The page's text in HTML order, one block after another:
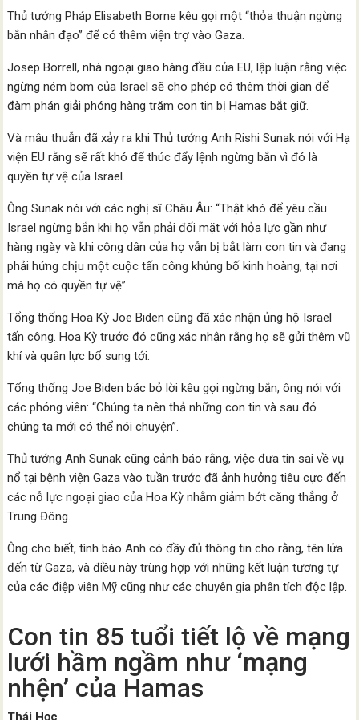
Thủ tướng Pháp Elisabeth Borne kêu gọi một “thỏa thuận ngừng
bắn nhân đạo” để có thêm viện trợ vào Gaza.
Josep Borrell, nhà ngoại giao hàng đầu của EU, lập luận rằng việc
ngừng ném bom của Israel sẽ cho phép có thêm thời gian để
đàm phán giải phóng hàng trăm con tin bị Hamas bắt giữ.
Và mâu thuẫn đã xảy ra khi Thủ tướng Anh Rishi Sunak nói với Hạ
viện EU rằng sẽ rất khó để thúc đẩy lệnh ngừng bắn vì đó là
quyền tự vệ của Israel.
Ông Sunak nói với các nghị sĩ Châu Âu: “Thật khó để yêu cầu
Israel ngừng bắn khi họ vẫn phải đối mặt với hỏa lực gần như
hàng ngày và khi công dân của họ vẫn bị bắt làm con tin và đang
phải hứng chịu một cuộc tấn công khủng bố kinh hoàng, tại nơi
mà họ có quyền tự vệ”.
Tổng thống Hoa Kỳ Joe Biden cũng đã xác nhận ủng hộ Israel
tấn công. Hoa Kỳ trước đó cũng xác nhận rằng họ sẽ gửi thêm vũ
khí và quân lực bổ sung tới.
Tổng thống Joe Biden bác bỏ lời kêu gọi ngừng bắn, ông nói với
các phóng viên: “Chúng ta nên thả những con tin và sau đó
chúng ta mới có thể nói chuyện”.
Thủ tướng Anh Sunak cũng cảnh báo rằng, việc đưa tin sai về vụ
nổ tại bệnh viện Gaza vào tuần trước đã ảnh hưởng tiêu cực đến
các nỗ lực ngoại giao của Hoa Kỳ nhằm giảm bớt căng thẳng ở
Trung Đông.
Ông cho biết, tình báo Anh có đầy đủ thông tin cho rằng, tên lửa
đến từ Gaza, và điều này trùng hợp với những kết luận tương tự
của các điệp viên Mỹ cũng như các chuyên gia phân tích độc lập.
Con tin 85 tuổi tiết lộ về mạng
lưới hầm ngầm như ‘mạng
nhện’ của Hamas
Thái Học